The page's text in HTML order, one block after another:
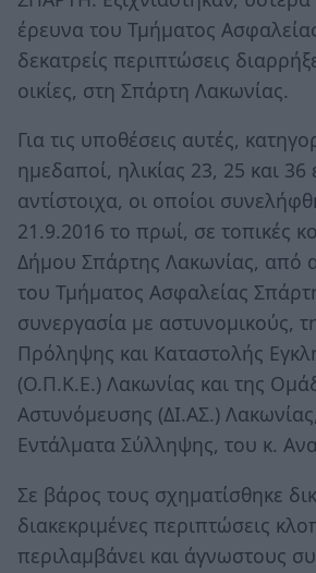
έρευνα του Τμήματος
δεκατρείς περιπτώσεις
οικίες, στη Σπάρτη Λακωνίας.
Για τις υποθέσεις αυτές,
ημεδαποί, ηλικίας 23, 25 και 36
αντίστοιχα, οι οποίοι
21.9.2016 το πρωί, σε τοπικές
Δήμου Σπάρτης Λακωνίας, από
του Τμήματος Ασφαλείας
συνεργασία με αστυνομικούς,
Πρόληψης και Καταστολής
(Ο.Π.Κ.Ε.) Λακωνίας και της
Αστυνόμευσης (ΔΙ.ΑΣ.)
Εντάλματα Σύλληψης, του κ.
Σε βάρος τους σχηματίσθηκε
διακεκριμένες περιπτώσεις
περιλαμβάνει και άγνωστους